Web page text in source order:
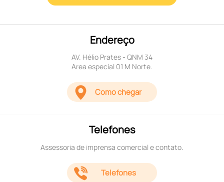
Endereço
AV. Hélio Prates - QNM 34
Area especial 01 M Norte.
Como chegar
Telefones
Assessoria de imprensa comercial e contato.
Telefones